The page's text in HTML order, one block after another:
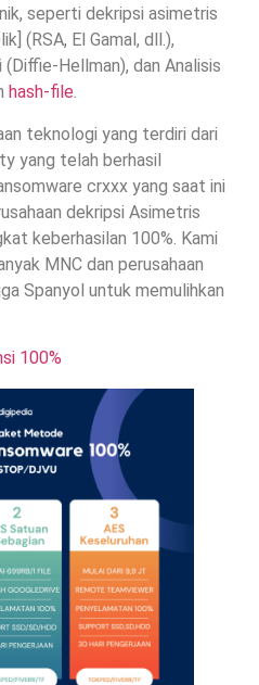
seperti dekripsi asimetris
(RSA, El Gamal, dll.),
Hellman), dan Analisis
hash-file.
teknologi yang terdiri dari
yang telah berhasil
crxxx yang saat ini
dekripsi Asimetris
keberhasilan 100%. Kami
MNC dan perusahaan
Spanyol untuk memulihkan
100%